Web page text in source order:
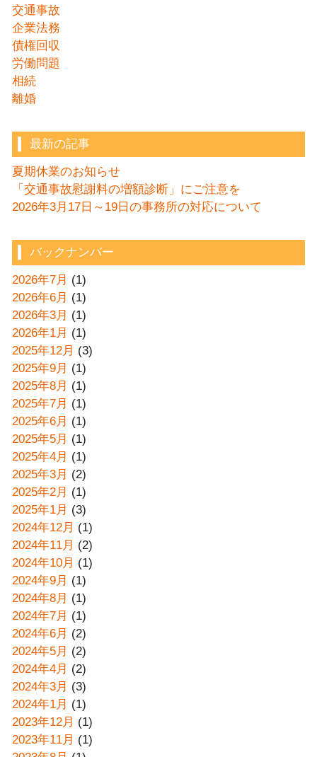
交通事故
企業法務
債権回収
労働問題
相続
離婚
最新の記事
夏期休業のお知らせ
「交通事故慰謝料の増額診断」にご注意を
2026年3月17日～19日の事務所の対応について
バックナンバー
2026年7月 (1)
2026年6月 (1)
2026年3月 (1)
2026年1月 (1)
2025年12月 (3)
2025年9月 (1)
2025年8月 (1)
2025年7月 (1)
2025年6月 (1)
2025年5月 (1)
2025年4月 (1)
2025年3月 (2)
2025年2月 (1)
2025年1月 (3)
2024年12月 (1)
2024年11月 (2)
2024年10月 (1)
2024年9月 (1)
2024年8月 (1)
2024年7月 (1)
2024年6月 (2)
2024年5月 (2)
2024年4月 (2)
2024年3月 (3)
2024年1月 (1)
2023年12月 (1)
2023年11月 (1)